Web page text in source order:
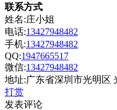
联系方式
姓名:庄小姐
电话:13427948482
手机:13427948482
QQ:1947665517
微信:13427948482
地址:广东省深圳市光明区
打赏
发表评论